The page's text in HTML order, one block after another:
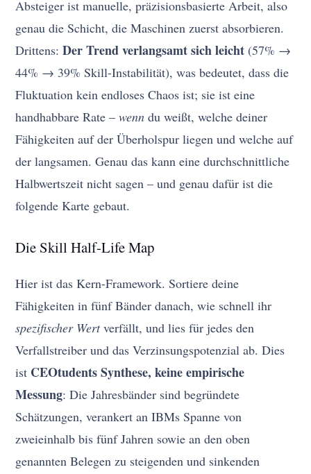
Absteiger ist manuelle, präzisionsbasierte Arbeit, also
genau die Schicht, die Maschinen zuerst absorbieren.
Drittens:Der Trend verlangsamt sich leicht (57% →
44% → 39% Skill-Instabilität), was bedeutet, dass die
Fluktuation kein endloses Chaos ist; sie ist eine
handhabbare Rate –wenn du weißt, welche deiner
Fähigkeiten auf der Überholspur liegen und welche auf
der langsamen. Genau das kann eine durchschnittliche
Halbwertszeit nicht sagen – und genau dafür ist die
folgende Karte gebaut.
Die Skill Half-Life Map
Hier ist das Kern-Framework. Sortiere deine
Fähigkeiten in fünf Bänder danach, wie schnell ihr
spezifischer Wertverfällt, und lies für jedes den
Verfallstreiber und das Verzinsungspotenzial ab. Dies
ist CEOtudents Synthese, keine empirische
Messung: Die Jahresbänder sind begründete
Schätzungen, verankert an IBMs Spanne von
zweieinhalb bis fünf Jahren sowie an den oben
genannten Belegen zu steigenden und sinkenden